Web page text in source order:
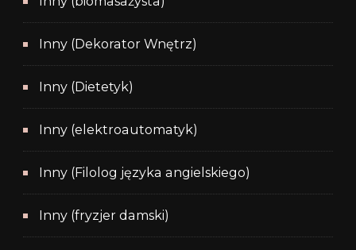
Inny (Dekorator Wnętrz)
Inny (Dietetyk)
Inny (elektroautomatyk)
Inny (Filolog języka angielskiego)
Inny (fryzjer damski)